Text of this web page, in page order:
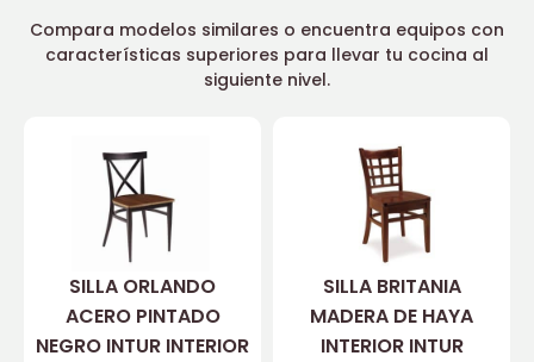
Compara modelos similares o encuentra equipos con
características superiores para llevar tu cocina al
siguiente nivel.
SILLA ORLANDO
ACERO PINTADO
NEGRO INTUR INTERIOR
SILLA BRITANIA
MADERA DE HAYA
INTERIOR INTUR